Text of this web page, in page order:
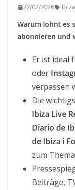
22/02/2026 Ibiza
Warum lohnt es
abonnieren und
Er ist ideal
oder
verpassen
Die
Ibiza Live
Diario de
de Ibiza i
zum Thema
Beiträge,